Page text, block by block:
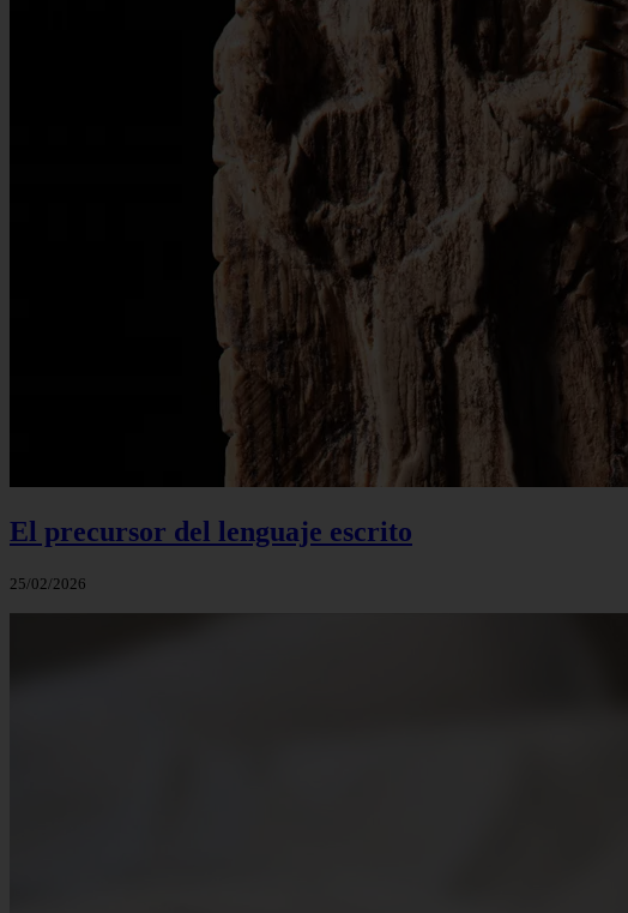
El precursor del lenguaje escrito
25/02/2026